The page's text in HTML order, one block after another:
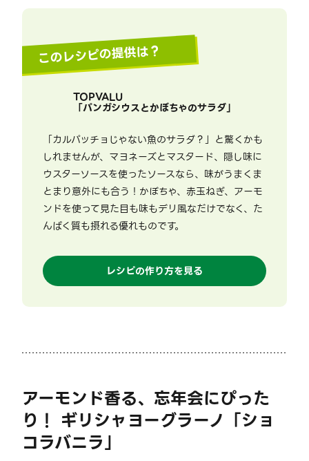
このレシピの提供は？
TOPVALU
「パンガシウスとかぼちゃのサラダ」
「カルパッチョじゃない魚のサラダ？」と驚くかも
しれませんが、マヨネーズとマスタード、隠し味に
ウスターソースを使ったソースなら、味がうまくま
とまり意外にも合う！かぼちゃ、赤玉ねぎ、アーモ
ンドを使って見た目も味もデリ風なだけでなく、た
んぱく質も摂れる優れものです。
レシピの作り方を見る
アーモンド香る、忘年会にぴった
り！ ギリシャヨーグラーノ「ショ
コラバニラ」